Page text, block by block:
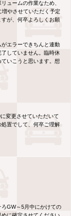
ュームの作業なため、
やさせていただく予定
が、何卒よろしくお願
エラーできちんと連動
していません。臨時休
いこうと思います。想
変更させていただいて
置でして、何卒ご理解
GW～5月中にかけての